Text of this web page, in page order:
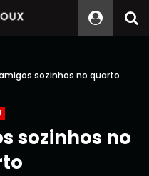
sozinhos no quarto
sozinhos no